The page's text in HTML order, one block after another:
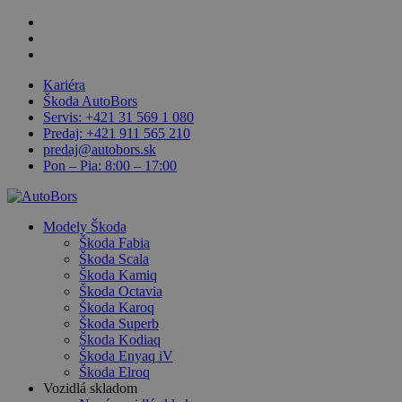
Skip
main
Kariéra
Škoda AutoBors
Servis: +421 31 569 1 080
Predaj: +421 911 565 210
predaj@autobors.sk
Pon – Pia: 8:00 – 17:00
search
Menu
Modely Škoda
Škoda Fabia
Škoda Scala
Škoda Kamiq
Škoda Octavia
Škoda Karoq
Škoda Superb
Škoda Kodiaq
Škoda Enyaq iV
Škoda Elroq
Vozidlá skladom